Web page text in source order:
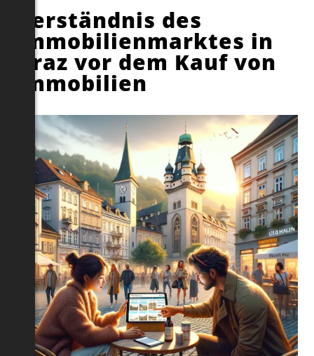
Verständnis des
Immobilienmarktes in
Graz vor dem Kauf von
Immobilien